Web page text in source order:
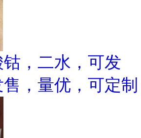
，二水，可发
，量优，可定制